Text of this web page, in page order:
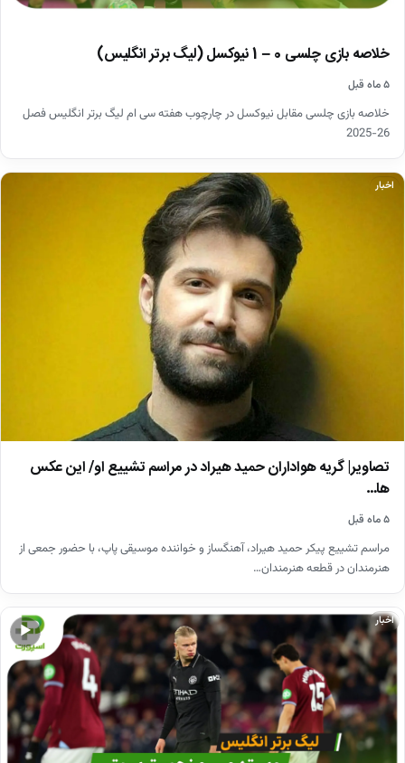
خلاصه بازی چلسی 0 – 1 نیوکسل (لیگ برتر انگلیس)
۵ ماه قبل
خلاصه بازی چلسی مقابل نیوکسل در چارچوب هفته سی ام لیگ برتر انگلیس فصل
26-2025
اخبار
تصاویر| گریه هواداران حمید هیراد در مراسم تشییع او/ این عکس
ها…
۵ ماه قبل
مراسم تشییع پیکر حمید هیراد، آهنگساز و خواننده موسیقی پاپ، با حضور جمعی از
هنرمندان در قطعه هنرمندان…
▶
اخبار